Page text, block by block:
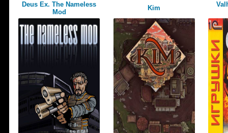
Deus Ex. The Nameless
Mod
Kim